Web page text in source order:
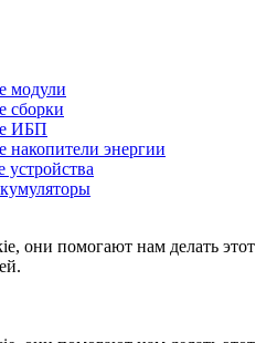
модули
сборки
ИБП
накопители энергии
они помогают нам делать этот